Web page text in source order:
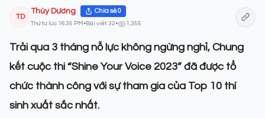
TD
Thùy Dương Chia sẻ0
Thứ tư lúc 16:35 PM • Bài viết: 32 • 1,355
Trải qua 3 tháng nỗ lực không ngừng nghỉ, Chung
kết cuộc thi “Shine Your Voice 2023” đã được tổ
chức thành công với sự tham gia của Top 10 thí
sinh xuất sắc nhất.